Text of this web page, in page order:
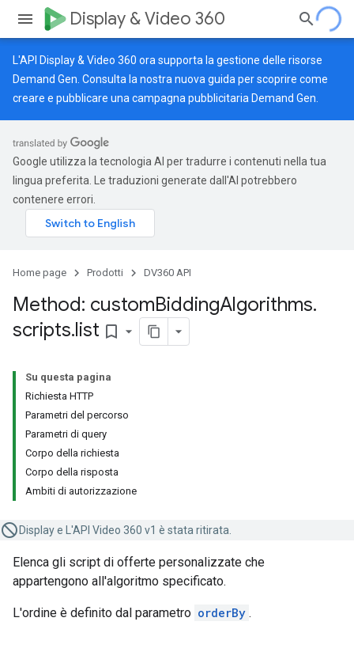
Display & Video 360
L'API Display & Video 360 ora supporta la gestione delle risorse
Demand Gen. Consulta la nostra nuova guida per scoprire come
creare e pubblicare una campagna pubblicitaria Demand Gen.
Google utilizza la tecnologia AI per tradurre i contenuti nella tua
lingua preferita. Le traduzioni generate dall'AI potrebbero
contenere errori.
Home page Prodotti DV360 API
Method: customBiddingAlgorithms.
scripts.list bookmark_border
Su questa pagina
Richiesta HTTP
Parametri del percorso
Parametri di query
Corpo della richiesta
Corpo della risposta
Ambiti di autorizzazione
Display e L'API Video 360 v1 è stata ritirata.
Elenca gli script di offerte personalizzate che
appartengono all'algoritmo specificato.
L'ordine è definito dal parametro orderBy .